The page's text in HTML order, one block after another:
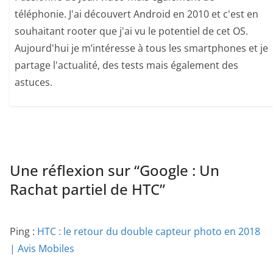
téléphonie. J'ai découvert Android en 2010 et c'est en
souhaitant rooter que j'ai vu le potentiel de cet OS.
Aujourd'hui je m’intéresse à tous les smartphones et je
partage l'actualité, des tests mais également des
astuces.
Une réflexion sur “Google : Un
Rachat partiel de HTC”
Ping : HTC : le retour du double capteur photo en 2018
| Avis Mobiles